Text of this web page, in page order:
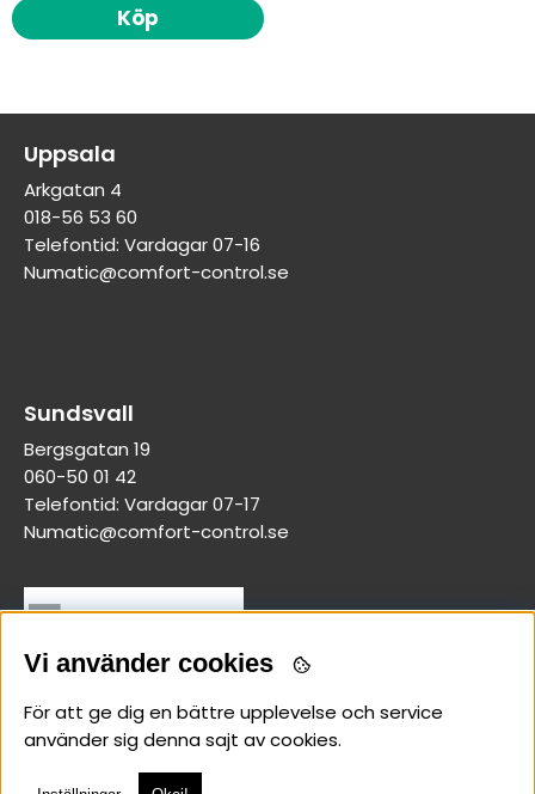
Köp
Uppsala
Arkgatan 4
018-56 53 60
Telefontid: Vardagar 07-16
Numatic@comfort-control.se
Sundsvall
Bergsgatan 19
060-50 01 42
Telefontid: Vardagar 07-17
Numatic@comfort-control.se
Vi använder cookies
För att ge dig en bättre upplevelse och service
använder sig denna sajt av cookies.